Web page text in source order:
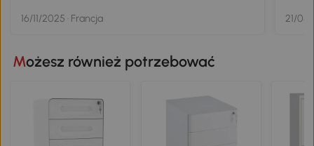
produit est passé de 109 à 139 euros ! 2/
n'est pas très clair. Sinon plutôt pas mal en
blanc.
16/11/2025 · Francja 21/
Możesz również potrzebować